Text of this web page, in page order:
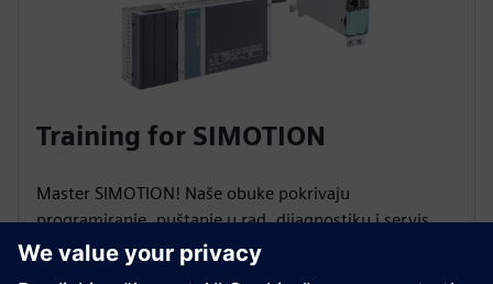
Training for SIMOTION
Master SIMOTION! Naše obuke pokrivaju
programiranje, puštanje u rad, dijagnostiku i servis.
Naučite da automatizujete proizvodne mašine,
upravljate pokretanjem ose, programiranjem pokreta i